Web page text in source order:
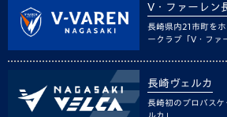
V・ファーレン
長崎県内21市町を
ークラブ「V・ファ
長崎ヴェルカ
長崎初のプロバス
ルカ」